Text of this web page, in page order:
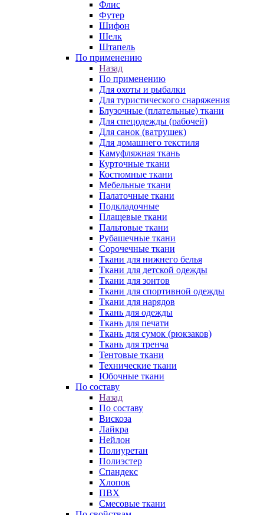
Флис
Футер
Шифон
Шелк
Штапель
По применению
Назад
По применению
Для охоты и рыбалки
Для туристического снаряжения
Блузочные (плательные) ткани
Для спецодежды (рабочей)
Для санок (ватрушек)
Для домашнего текстиля
Камуфляжная ткань
Курточные ткани
Костюмные ткани
Мебельные ткани
Палаточные ткани
Подкладочные
Плащевые ткани
Пальтовые ткани
Рубашечные ткани
Сорочечные ткани
Ткани для нижнего белья
Ткани для детской одежды
Ткани для зонтов
Ткани для спортивной одежды
Ткани для нарядов
Ткань для одежды
Ткань для печати
Ткань для сумок (рюкзаков)
Ткань для тренча
Тентовые ткани
Технические ткани
Юбочные ткани
По составу
Назад
По составу
Вискоза
Лайкра
Нейлон
Полиуретан
Полиэстер
Спандекс
Хлопок
ПВХ
Смесовые ткани